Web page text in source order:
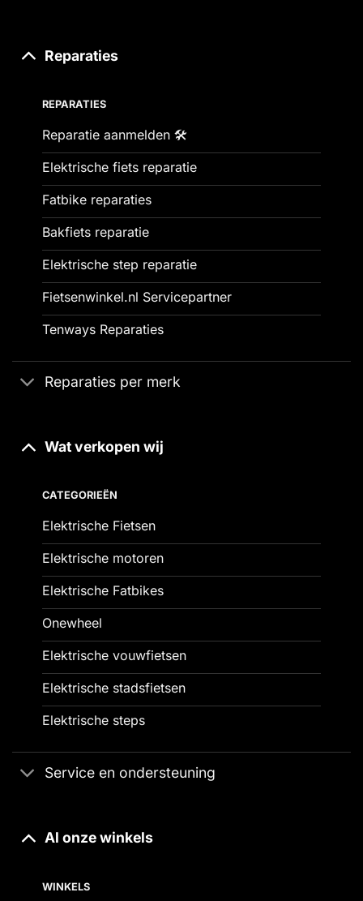
Reparaties
REPARATIES
Reparatie aanmelden 🛠️
Elektrische fiets reparatie
Fatbike reparaties
Bakfiets reparatie
Elektrische step reparatie
Fietsenwinkel.nl Servicepartner
Tenways Reparaties
Reparaties per merk
Wat verkopen wij
CATEGORIEËN
Elektrische Fietsen
Elektrische motoren
Elektrische Fatbikes
Onewheel
Elektrische vouwfietsen
Elektrische stadsfietsen
Elektrische steps
Service en ondersteuning
Al onze winkels
WINKELS